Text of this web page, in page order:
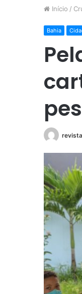
Início /
Bahia
revista